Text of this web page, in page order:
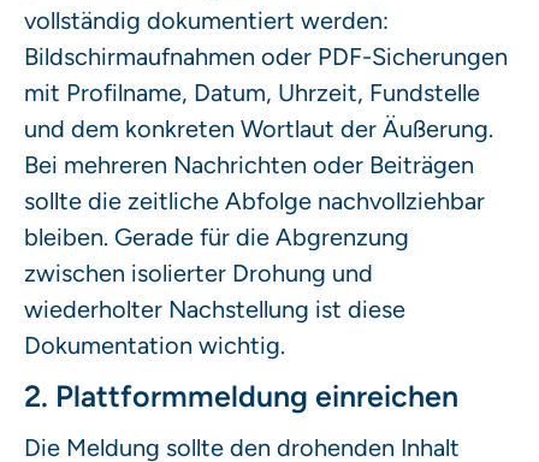
vollständig dokumentiert werden:
Bildschirmaufnahmen oder PDF-Sicherungen
mit Profilname, Datum, Uhrzeit, Fundstelle
und dem konkreten Wortlaut der Äußerung.
Bei mehreren Nachrichten oder Beiträgen
sollte die zeitliche Abfolge nachvollziehbar
bleiben. Gerade für die Abgrenzung
zwischen isolierter Drohung und
wiederholter Nachstellung ist diese
Dokumentation wichtig.
2. Plattformmeldung einreichen
Die Meldung sollte den drohenden Inhalt